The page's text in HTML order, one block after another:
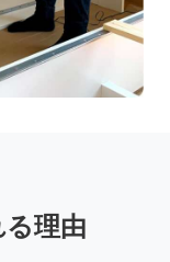
理由